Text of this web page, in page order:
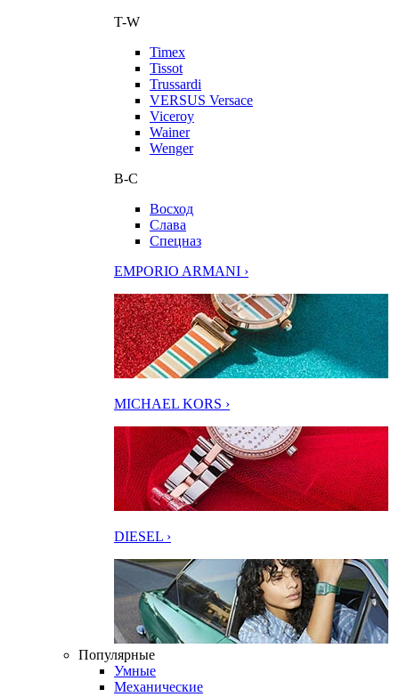
T-W
Timex
Tissot
Trussardi
VERSUS Versace
Viceroy
Wainer
Wenger
В-С
Восход
Слава
Спецназ
EMPORIO ARMANI ›
MICHAEL KORS ›
DIESEL ›
Популярные
Умные
Механические